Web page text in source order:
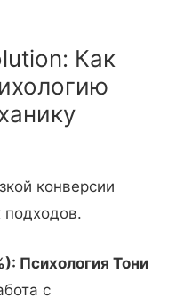
Как
конверсии
подходов.
Психология Тони
с